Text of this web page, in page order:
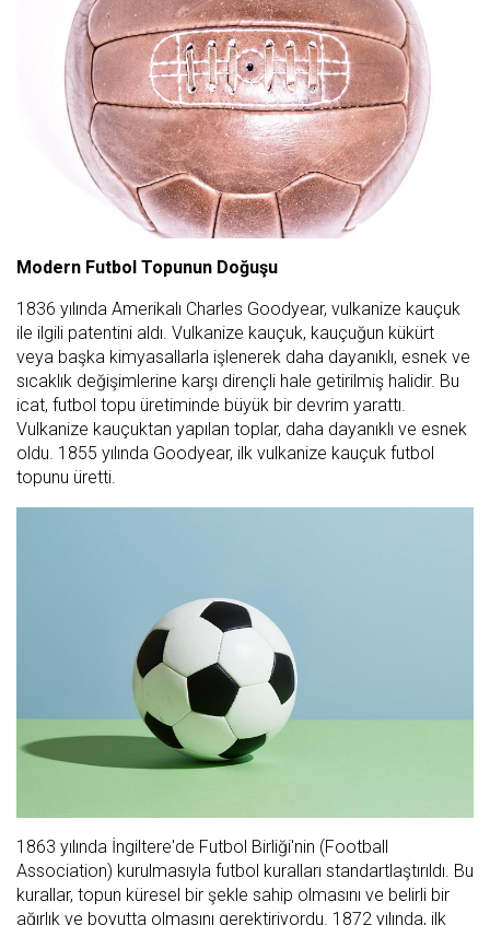
Modern Futbol Topunun Doğuşu
1836 yılında Amerikalı Charles Goodyear, vulkanize kauçuk
ile ilgili patentini aldı. Vulkanize kauçuk, kauçuğun kükürt
veya başka kimyasallarla işlenerek daha dayanıklı, esnek ve
sıcaklık değişimlerine karşı dirençli hale getirilmiş halidir. Bu
icat, futbol topu üretiminde büyük bir devrim yarattı.
Vulkanize kauçuktan yapılan toplar, daha dayanıklı ve esnek
oldu. 1855 yılında Goodyear, ilk vulkanize kauçuk futbol
topunu üretti.
1863 yılında İngiltere'de Futbol Birliği'nin (Football
Association) kurulmasıyla futbol kuralları standartlaştırıldı. Bu
kurallar, topun küresel bir şekle sahip olmasını ve belirli bir
ağırlık ve boyutta olmasını gerektiriyordu. 1872 yılında, ilk